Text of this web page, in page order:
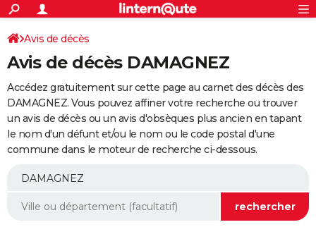
ACTUALITÉS
Politique
Société
Faits Divers
Education
Monde
Villes
+
SPORT
Coupe du monde 2026
Football
Tennis
Cyclisme
Rugby
Forum
Programme TV
TNT
Streaming
Cinéma
Sorties cinéma
Musique
+
FINANCE
Impôts
Immobilier
Risques naturels par ville
Banque
Assurance
Crédit
AUTO
Essais
Réserver un essai
Citadines
Berlines
SUV
Forum auto
+
Mobiles
Meilleur smartphone
Internet
Ordinateurs
Jeux vidéo
Guide high-tech
Aménagement intérieur
Avis de décès
Avis de décès DAMAGNEZ
Accédez gratuitement sur cette page au carnet des décès des
DAMAGNEZ. Vous pouvez affiner votre recherche ou trouver
un avis de décès ou un avis d'obsèques plus ancien en tapant
le nom d'un défunt et/ou le nom ou le code postal d'une
commune dans le moteur de recherche ci-dessous.